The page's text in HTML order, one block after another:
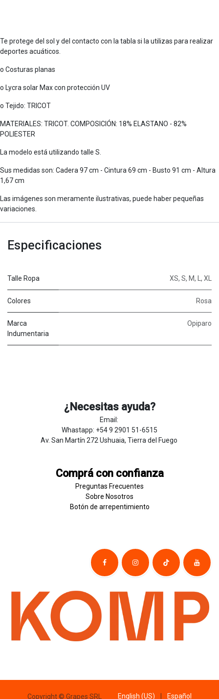
Te protege del sol y del contacto con la tabla si la utilizas para realizar
deportes acuáticos.
o Costuras planas
o Lycra solar Max con protección UV
o Tejido: TRICOT
MATERIALES: TRICOT. COMPOSICIÓN: 18% ELASTANO - 82%
POLIESTER
La modelo está utilizando talle S.
Sus medidas son: Cadera 97 cm - Cintura 69 cm - Busto 91 cm - Altura
1,67 cm
Las imágenes son meramente ilustrativas, puede haber pequeñas
variaciones.
Especificaciones
Talle Ropa XS, S, M, , XL
Colores Rosa
Marca
Indumentaria
Opiparo
¿Necesitas ayuda?
Email:
Whastapp: +54 9 2901 51-6515
Av. San Martín 272 Ushuaia, Tierra del Fuego
Comprá con confianza
Preguntas Frecuentes
Sobre Nosotros
Botón de ​arrepentim​​​iento
Copyright © Grapes SRL English (US) Español